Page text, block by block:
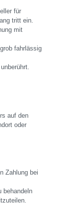
für
tritt ein.
mit
fahrlässig
auf den
oder
Zahlung bei
behandeln